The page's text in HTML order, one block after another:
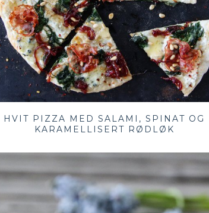
HVIT PIZZA MED SALAMI, SPINAT OG
KARAMELLISERT RØDLØK